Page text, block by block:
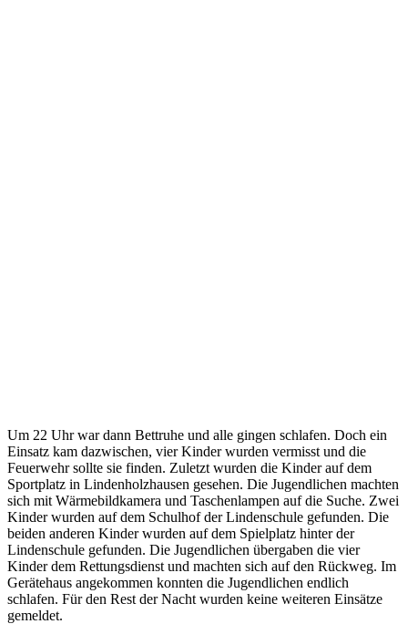
Um 22 Uhr war dann Bettruhe und alle gingen schlafen. Doch ein
Einsatz kam dazwischen, vier Kinder wurden vermisst und die
Feuerwehr sollte sie finden. Zuletzt wurden die Kinder auf dem
Sportplatz in Lindenholzhausen gesehen. Die Jugendlichen machten
sich mit Wärmebildkamera und Taschenlampen auf die Suche. Zwei
Kinder wurden auf dem Schulhof der Lindenschule gefunden. Die
beiden anderen Kinder wurden auf dem Spielplatz hinter der
Lindenschule gefunden. Die Jugendlichen übergaben die vier
Kinder dem Rettungsdienst und machten sich auf den Rückweg. Im
Gerätehaus angekommen konnten die Jugendlichen endlich
schlafen. Für den Rest der Nacht wurden keine weiteren Einsätze
gemeldet.